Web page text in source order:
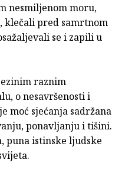
nesmiljenom moru,
klečali pred samrtnom
se i zapili u
raznim
o nesavršenosti i
moć sjećanja sadržana
ponavljanju i tišini.
puna istinske ljudske